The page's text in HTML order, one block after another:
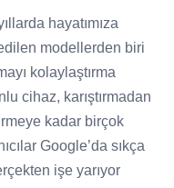
hayatımıza
modellerden biri
kolaylaştırma
cihaz, karıştırmadan
kadar birçok
Google’da sıkça
işe yarıyor